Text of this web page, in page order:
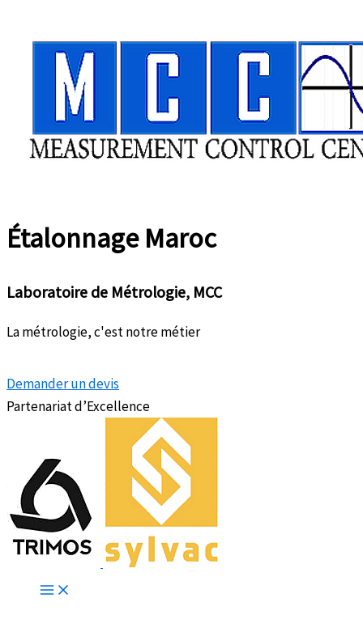
ÉtalonnageMaroc
Laboratoire de Métrologie, MCC
La métrologie, c'est notre métier
Demander un devis
Partenariat d’Excellence